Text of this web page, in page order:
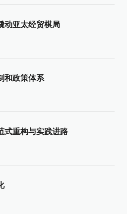
动亚太经贸棋局
和政策体系
式重构与实践进路